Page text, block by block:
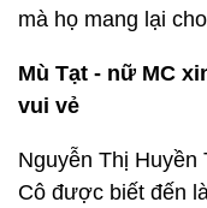
mà họ mang lại
Mù Tạt - nữ MC
vui vẻ
Nguyễn Thị Huyền
Cô được biết đến